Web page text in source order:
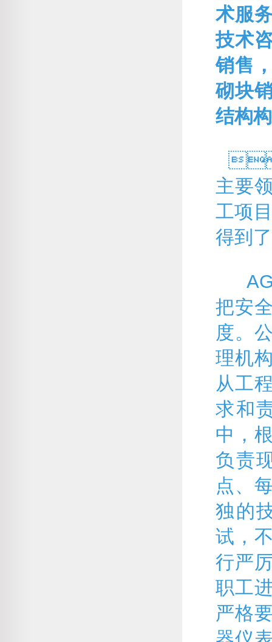
术服
技术
销售
砌块
结构
主要
工项
得到
AG
把安
度。
理机
从工
求和
中，
负责
点、
独的
试，
行严
职工进
严格